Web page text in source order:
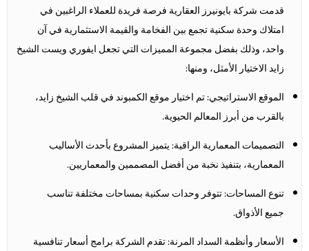
قدمت شركة بايونيرز العقارية فرصة فريدة للعملاء الراغبين في
امتلاك وحدة سكنية تجمع بين الفخامة والقيمة الاستثمارية في آن
واحد، وذلك بفضل مجموعة المميزات التي تجعلايفوري ويست الشيخ
زايدالاختيار الأمثل، ومنها:
الموقع الاستراتيجي: تم اختيار موقع الكمبوند في قلب الشيخ زايد،
بالقرب من أبرز المعالم الحيوية.
التصميمات المعمارية الراقية: يتميز المشروع بأحدث الأساليب
المعمارية، بتنفيذ نخبة من أفضل المصممين والمعماريين.
تنوع المساحات: تتوفر وحدات سكنية بمساحات مختلفة تناسب
جميع الأذواق.
الأسعار وأنظمة السداد المرنة: تقدم الشركة برامج أسعار تنافسية